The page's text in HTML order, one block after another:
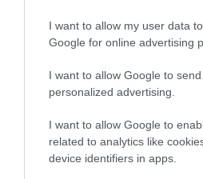
I want to allow my user data
Google for online advertising
I want to allow Google to
personalized advertising.
I want to allow Google to
related to analytics like
device identifiers in apps.
. Από 299 ψήφους.